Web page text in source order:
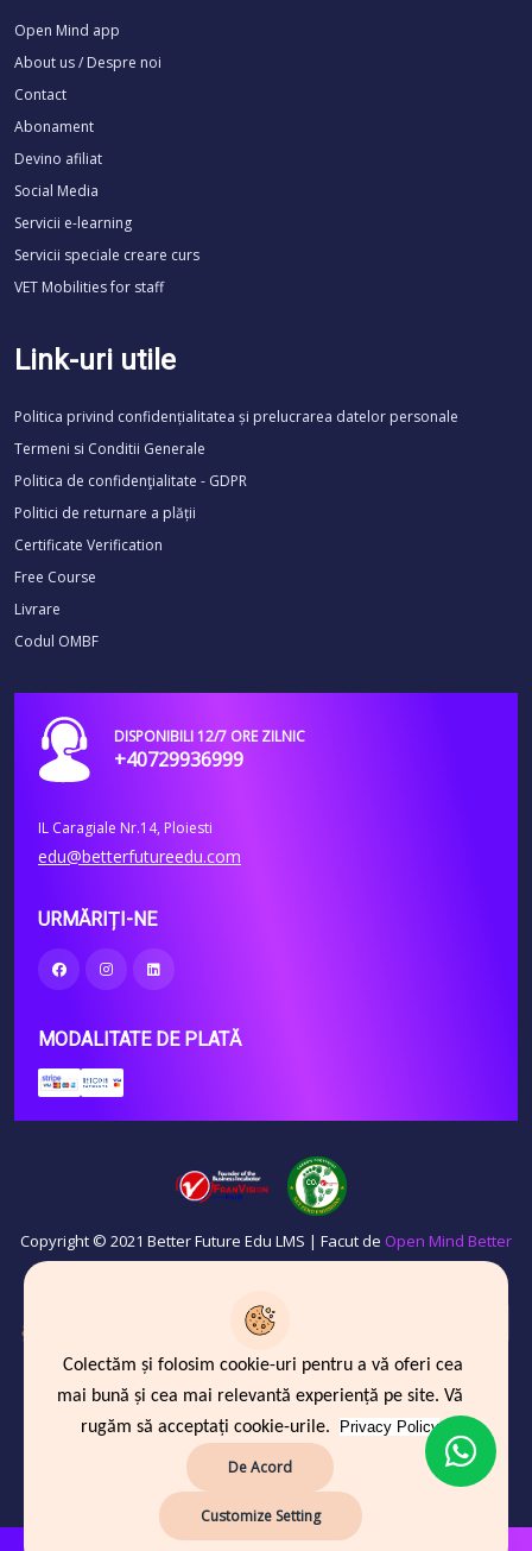
Open Mind app
About us / Despre noi
Contact
Abonament
Devino afiliat
Social Media
Servicii e-learning
Servicii speciale creare curs
VET Mobilities for staff
Link-uri utile
Politica privind confidențialitatea și prelucrarea datelor personale
Termeni si Conditii Generale
Politica de confidenţialitate - GDPR
Politici de returnare a plății
Certificate Verification
Free Course
Livrare
Codul OMBF
DISPONIBILI 12/7 ORE ZILNIC
+40729936999
IL Caragiale Nr.14, Ploiesti
edu@betterfutureedu.com
URMĂRIȚI-NE
MODALITATE DE PLATĂ
Copyright © 2021 Better Future Edu LMS | Facut de Open Mind Better
Future
Colectăm și folosim cookie-uri pentru a vă oferi cea
mai bună și cea mai relevantă experiență pe site. Vă
rugăm să acceptați cookie-urile.
Privacy Policy
De Acord
Customize Setting